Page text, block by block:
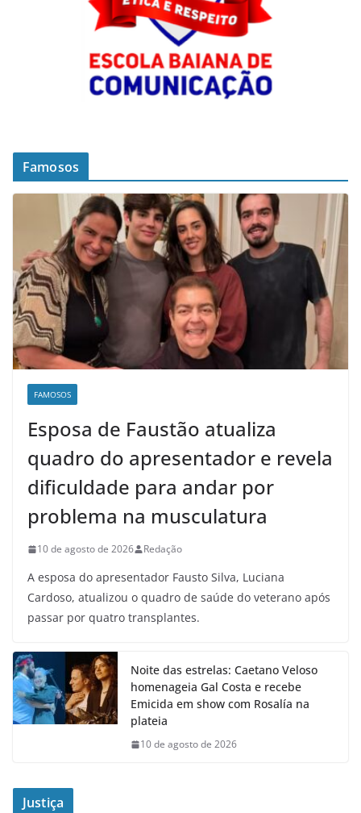
Famosos
FAMOSOS
Esposa de Faustão atualiza
quadro do apresentador e revela
dificuldade para andar por
problema na musculatura
10 de agosto de 2026 Redação
A esposa do apresentador Fausto Silva, Luciana
Cardoso, atualizou o quadro de saúde do veterano após
passar por quatro transplantes.
Noite das estrelas: Caetano Veloso
homenageia Gal Costa e recebe
Emicida em show com Rosalía na
plateia
10 de agosto de 2026
Justiça